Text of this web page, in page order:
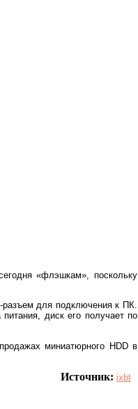
«флэшкам», поскольку
разъем для подключения к ПК.
диск его получает по
миниатюрного HDD в
Источник: ixbt